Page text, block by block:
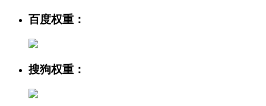
百度权重：
搜狗权重：